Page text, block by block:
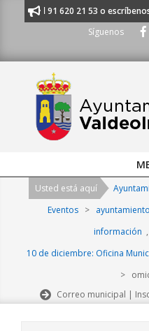
al 91 620 21 53 o
Síguenos
Navigation
Usted está aquí
Eventos
> ayuntamiento
información ,
10 de diciembre: Oficina
>
Correo municipal |